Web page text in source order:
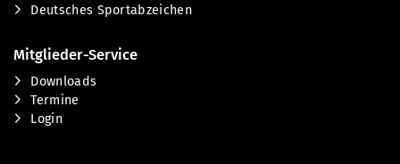
Deutsches Sportabzeichen
Mitglieder-Service
Downloads
Termine
Login